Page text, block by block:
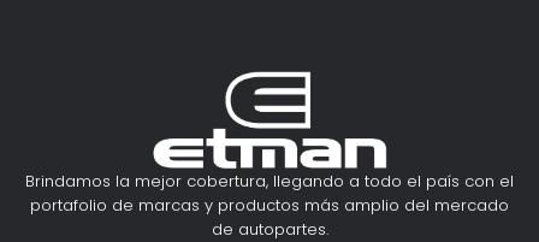
Brindamos la mejor cobertura, llegando a todo el país con el
portafolio de marcas y productos más amplio del mercado
de autopartes.